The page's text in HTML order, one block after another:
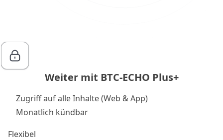
Weiter mit BTC-ECHO Plus+
Zugriff auf alle Inhalte (Web & App)
Monatlich kündbar
Flexibel